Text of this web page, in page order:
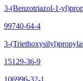
3-(Benzotriazol-1-
99740-64-4
3-
15129-36-9
106996-32-1